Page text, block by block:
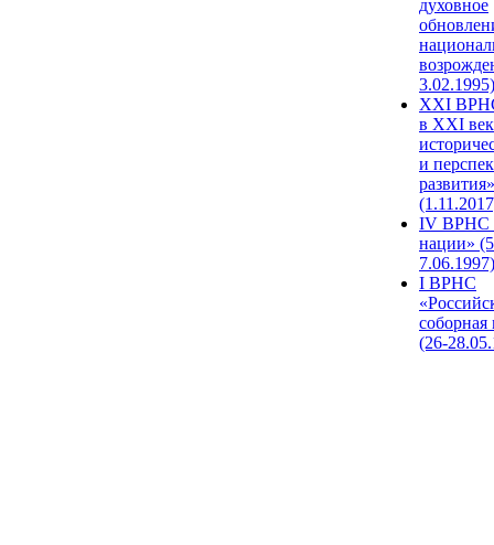
духовное
3.02.1995)
XХI
в XXI
и
развития»
IV ВРНС
нации»
7.06.1997)
I ВРНС
(26-